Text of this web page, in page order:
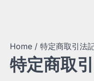
Home 特定商取引法
特定商取